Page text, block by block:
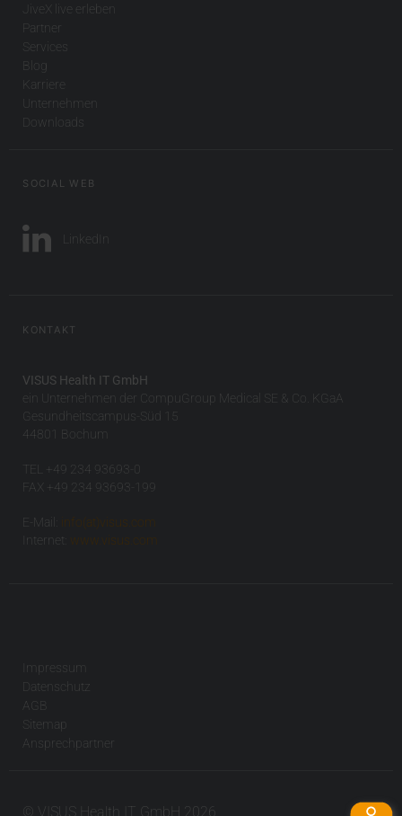
JiveX live erleben
Partner
Services
Blog
Karriere
Unternehmen
Downloads
SOCIAL WEB
LinkedIn
KONTAKT
VISUS Health IT GmbH
ein Unternehmen der CompuGroup Medical SE & Co. KGaA
Gesundheitscampus-Süd 15
44801 Bochum
TEL +49 234 93693-0
FAX +49 234 93693-199
E-Mail:
info(at)visus.com
Internet:
www.visus.com
Impressum
Datenschutz
AGB
Sitemap
Ansprechpartner
© VISUS Health IT GmbH 2026